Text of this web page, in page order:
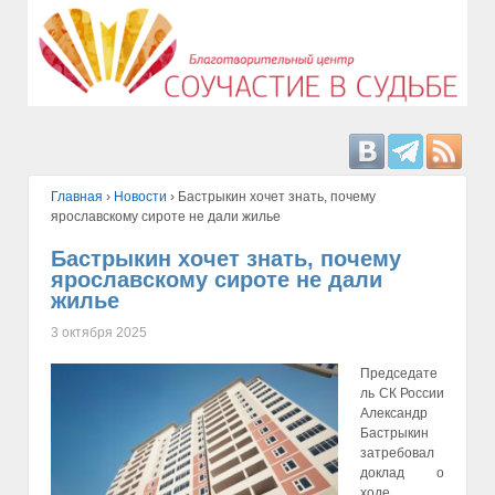
Главная › Hовости › Бастрыкин хочет знать, почему
ярославскому сироте не дали жилье
Бастрыкин хочет знать, почему
ярославскому сироте не дали
жилье
3 октября 2025
Председате
ль СК России
Александр
Бастрыкин
затребовал
доклад о